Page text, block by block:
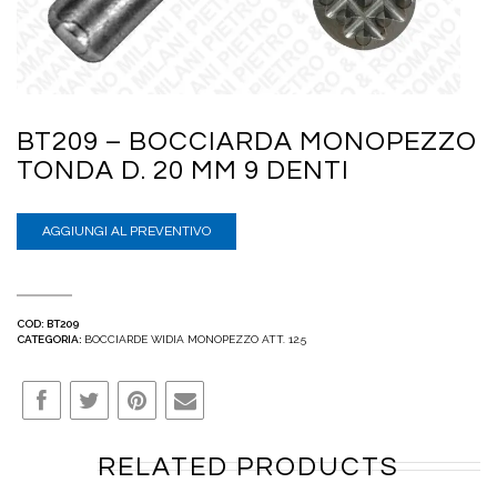
BT209 – BOCCIARDA MONOPEZZO
TONDA D. 20 MM 9 DENTI
AGGIUNGI AL PREVENTIVO
COD: BT209
CATEGORIA: BOCCIARDE WIDIA MONOPEZZO ATT. 12.5
RELATED PRODUCTS